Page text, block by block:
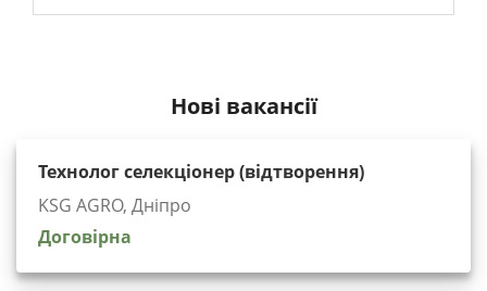
Нові вакансії
Технолог селекціонер (відтворення)
KSG AGRO, Дніпро
Договірна